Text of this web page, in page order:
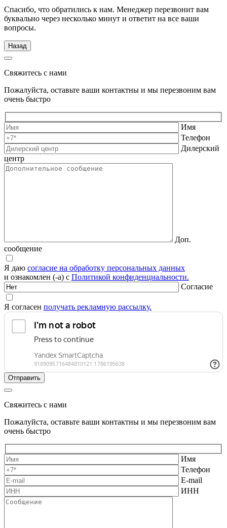
Спасибо, что обратились к нам. Менеджер перезвонит вам
буквально через несколько минут и ответит на все ваши
вопросы.
Назад
Свяжитесь с нами
Пожалуйста, оставьте ваши контактны и мы перезвоним вам
очень быстро
Имя
Телефон
Дилерский
центр
Доп.
сообщение
Я даю согласие на обработку персональных данных
и ознакомлен (-а) с Политикой конфиденциальности.
Согласие
Я согласен получать рекламную рассылку.
Свяжитесь с нами
Пожалуйста, оставьте ваши контактны и мы перезвоним вам
очень быстро
Имя
Телефон
E-mail
ИНН